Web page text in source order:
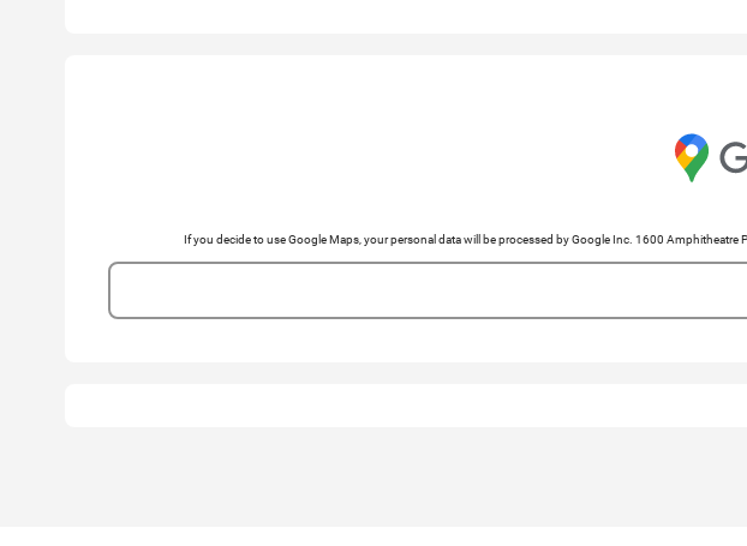
If you decide to use Google Maps, your personal data will be processed by Google Inc. 1600